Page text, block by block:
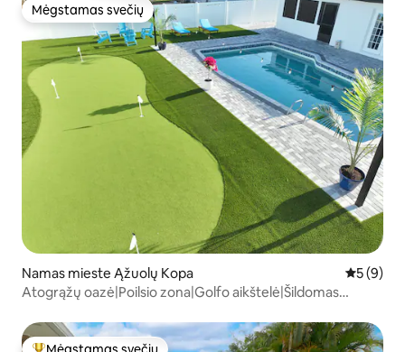
Mėgstamas svečių
Mėgstamas svečių
Namas mieste Ąžuolų Kopa Vidutinis
5 (9)
Atogrąžų oazė|Poilsio zona|Golfo aikštelė|Šildomas